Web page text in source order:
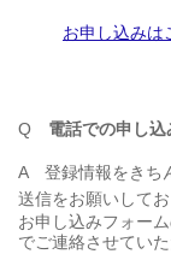
お申し込みは
Q 電話での申し
A 登録情報をきち
送信をお願いしてお
お申し込みフォー
でご連絡させていた